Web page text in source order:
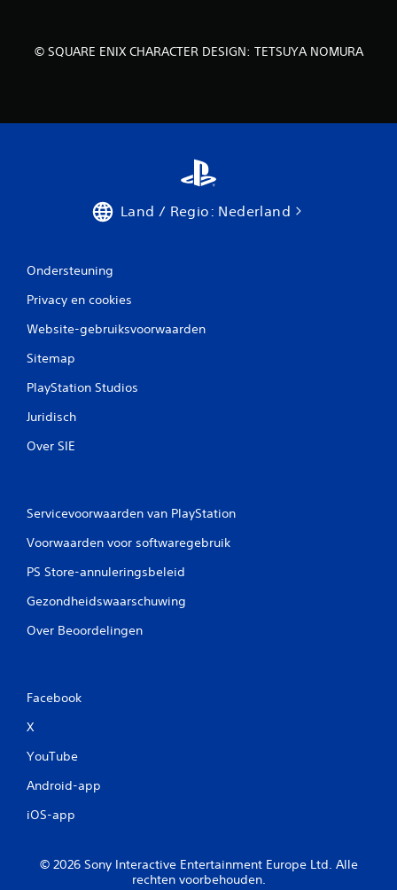
© SQUARE ENIX CHARACTER DESIGN: TETSUYA NOMURA
Land / Regio: Nederland
Ondersteuning
Privacy en cookies
Website-gebruiksvoorwaarden
Sitemap
PlayStation Studios
Juridisch
Over SIE
Servicevoorwaarden van PlayStation
Voorwaarden voor softwaregebruik
PS Store-annuleringsbeleid
Gezondheidswaarschuwing
Over Beoordelingen
Facebook
X
YouTube
Android-app
iOS-app
© 2026 Sony Interactive Entertainment Europe Ltd. Alle
rechten voorbehouden.